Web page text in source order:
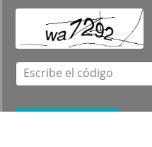
Escribe el código